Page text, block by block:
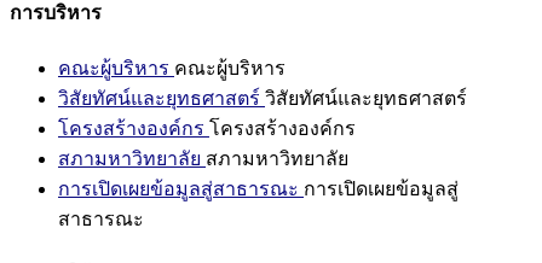
การบริหาร
คณะผู้บริหาร คณะผู้บริหาร
วิสัยทัศน์และยุทธศาสตร์ วิสัยทัศน์และยุทธศาสตร์
โครงสร้างองค์กร โครงสร้างองค์กร
สภามหาวิทยาลัย สภามหาวิทยาลัย
การเปิดเผยข้อมูลสู่สาธารณะ การเปิดเผยข้อมูลสู่
สาธารณะ